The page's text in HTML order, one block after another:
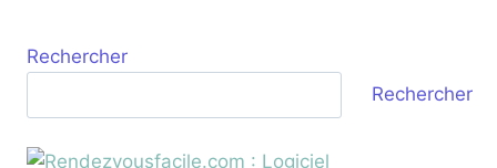
Rechercher
Rechercher